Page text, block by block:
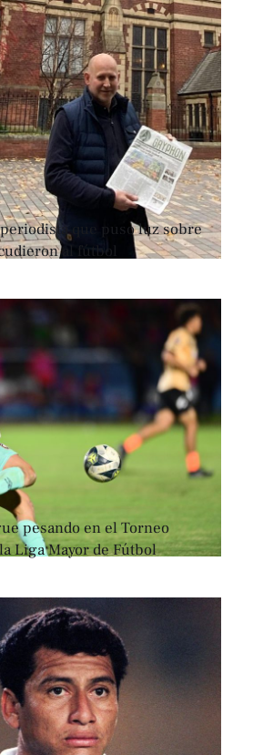
que puso luz sobre
al fútbol
pesando en el Torneo
Liga Mayor de Fútbol